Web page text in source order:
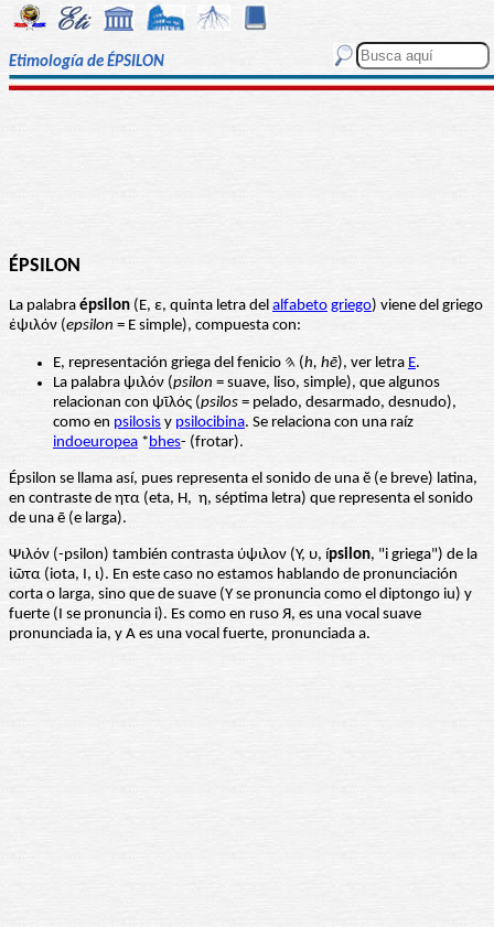
Etimología de ÉPSILON
ÉPSILON
La palabra épsilon (Ε, ε, quinta letra del alfabeto griego) viene del griego
ἐψιλόν (epsilon = E simple), compuesta con:
Ε, representación griega del fenicio 𐤄‎ (h, hē), ver letra E.
La palabra ψιλόν (psilon = suave, liso, simple), que algunos
relacionan con ψῑλός (psilos = pelado, desarmado, desnudo),
como en psilosis y psilocibina. Se relaciona con una raíz
indoeuropea *bhes- (frotar).
Épsilon se llama así, pues representa el sonido de una ĕ (e breve) latina,
en contraste de ητα (eta, Η, η, séptima letra) que representa el sonido
de una ē (e larga).
Ψιλόν (-psilon) también contrasta ύψιλον (Υ, υ, ípsilon, "i griega") de la
ἰῶτα (iota, Ι, ι). En este caso no estamos hablando de pronunciación
corta o larga, sino que de suave (Υ se pronuncia como el diptongo iu) y
fuerte (Ι se pronuncia i). Es como en ruso Я, es una vocal suave
pronunciada ia, y А es una vocal fuerte, pronunciada a.